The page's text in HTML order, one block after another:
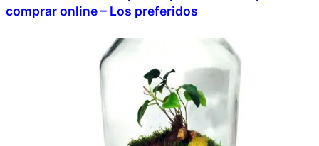
comprar online – Los preferidos